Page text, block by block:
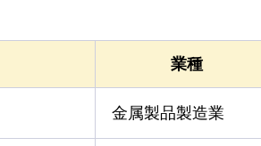
業種
金属製品製造業